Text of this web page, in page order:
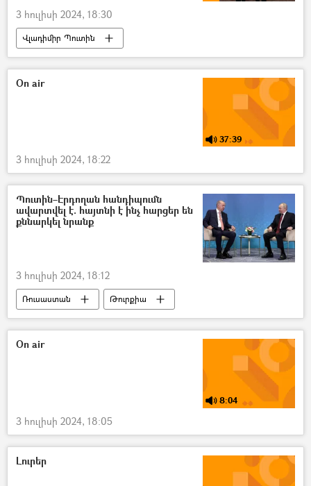
3 հուլիսի 2024, 18:30
Վլադիմիր Պուտին
Սի Ծինփին (Չինաստանի նախագահ)
Ռուսաստան
On air
37:39
3 հուլիսի 2024, 18:22
Պուտին–Էրդողան հանդիպումն
ավարտվել է. հայտնի է ինչ հարցեր են
քննարկել նրանք
3 հուլիսի 2024, 18:12
Ռուսաստան
Թուրքիա
Ռեջեփ Թայիփ Էրդողան
Վլադիմիր Պուտին
բանակցություններ
On air
8:04
3 հուլիսի 2024, 18:05
Լուրեր